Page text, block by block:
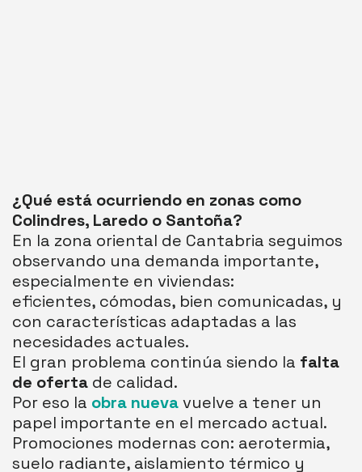
¿Qué está ocurriendo en zonas como
Colindres, Laredo o Santoña?
En la zona oriental de Cantabria seguimos
observando una demanda importante,
especialmente en viviendas:
eficientes, cómodas, bien comunicadas, y
con características adaptadas a las
necesidades actuales.
El gran problema continúa siendo la falta
de oferta de calidad.
Por eso la obra nuevavuelve a tener un
papel importante en el mercado actual.
Promociones modernas con: aerotermia,
suelo radiante, aislamiento térmico y